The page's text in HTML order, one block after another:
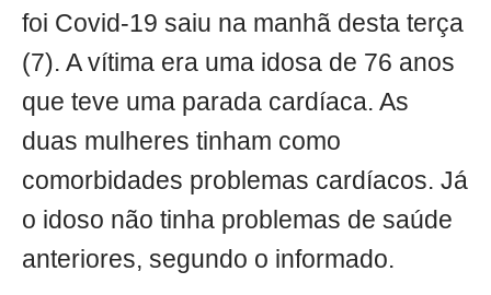
foi Covid-19 saiu na manhã desta terça
(7). A vítima era uma idosa de 76 anos
que teve uma parada cardíaca. As
duas mulheres tinham como
comorbidades problemas cardíacos. Já
o idoso não tinha problemas de saúde
anteriores, segundo o informado.